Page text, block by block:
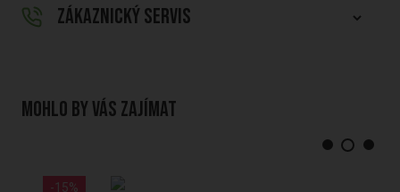
ZÁKAZNICKÝ SERVIS
Mohlo by vás zajímat
-15%